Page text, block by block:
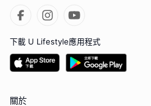
下載 U Lifestyle應用程式
關於